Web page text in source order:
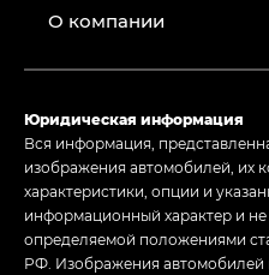
О компании
Юридическая информация
Вся информация,
изображения автомобилей, их
характеристики, опции и
информационный характер и
определяемой положениями
РФ. Изображения автомобилей